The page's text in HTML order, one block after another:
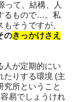
って、結構、人
るもので…。私
そうですが、
のきっかけさえ
が定期的にい
たりする環境 (主
究所ということ
易でしょうけれ